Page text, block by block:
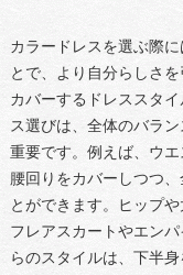
カラードレスを選ぶ際
とで、より自分らしさ
カバーするドレススタ
ス選びは、全体のバラ
重要です。例えば、ウ
腰回りをカバーしつつ
とができます。ヒップ
フレアスカートやエン
らのスタイルは、下半